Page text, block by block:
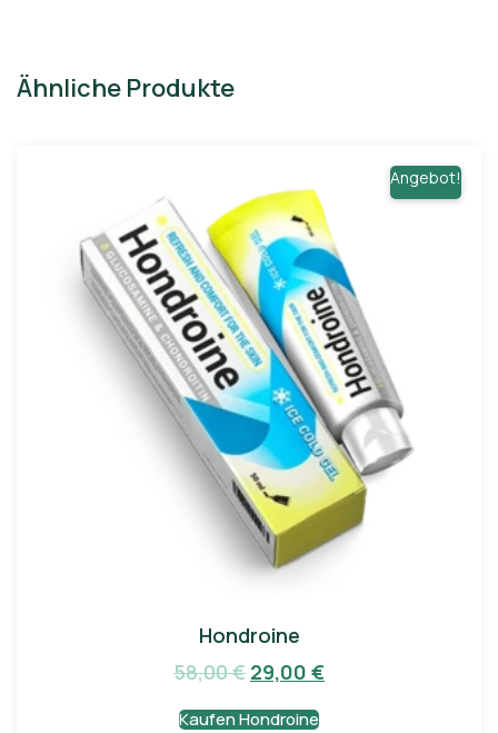
Ähnliche Produkte
Angebot!
Hondroine
58,00€ 29,00 €
Kaufen Hondroine